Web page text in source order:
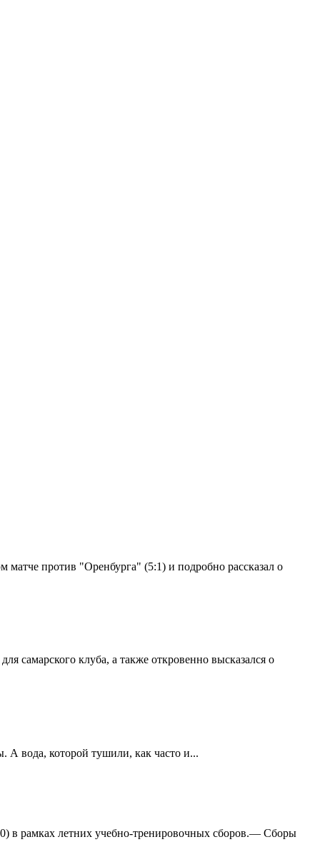
матче против "Оренбурга" (5:1) и подробно рассказал о
самарского клуба, а также откровенно высказался о
вода, которой тушили, как часто и...
в рамках летних учебно-тренировочных сборов.— Сборы